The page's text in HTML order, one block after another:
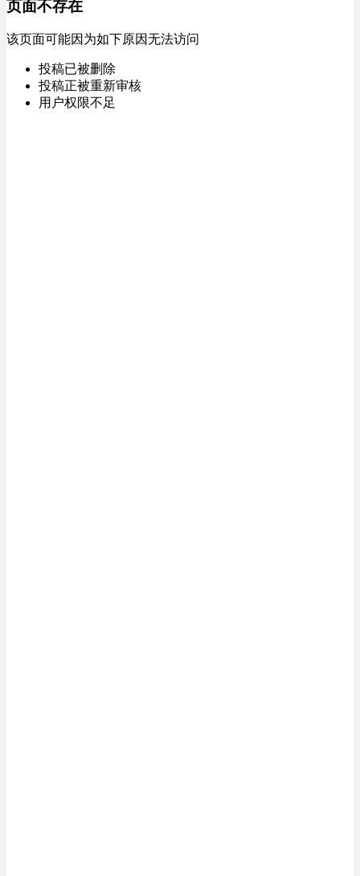
页面不存在
该页面可能因为如下原因无法访问
投稿已被删除
投稿正被重新审核
用户权限不足